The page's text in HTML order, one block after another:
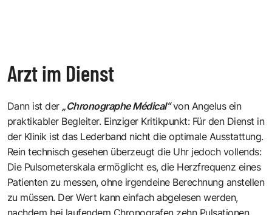
Arzt im Dienst
Dann ist der „Chronographe Médical“von Angelus ein
praktikabler Begleiter. Einziger Kritikpunkt: Für den Dienst in
der Klinik ist das Lederband nicht die optimale Ausstattung.
Rein technisch gesehen überzeugt die Uhr jedoch vollends:
Die Pulsometerskala ermöglicht es, die Herzfrequenz eines
Patienten zu messen, ohne irgendeine Berechnung anstellen
zu müssen. Der Wert kann einfach abgelesen werden,
nachdem bei laufendem Chronografen zehn Pulsationen